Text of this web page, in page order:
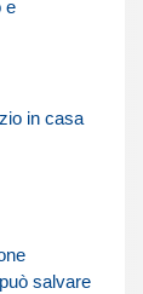
e
in casa
salvare